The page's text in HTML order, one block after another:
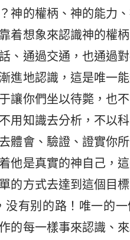
神的權柄、神的能力
着想象來認識神的權
、通過交通，也通過
進地認識，這是唯一
讓你們坐以待斃，也
用知識去分析，不以
體會、驗證、證實你
他是真實的神自己，
的方式去達到這個目
有别的路！唯一的
的每一樣事來認識、